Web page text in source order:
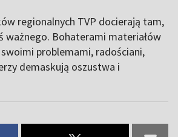
regionalnych TVP docierają tam,
ważnego. Bohaterami materiałów
problemami, radościani,
demaskują oszustwa i